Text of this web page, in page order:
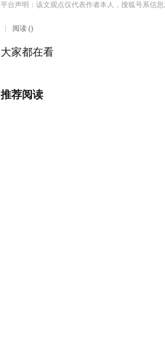
平台声明：该文观点仅代表作者本人，搜狐号系信
阅读 ()
大家都在看
推荐阅读